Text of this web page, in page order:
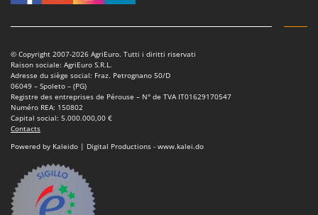
© Copyright 2007-2026 AgriEuro. Tutti i diritti riservati
Raison sociale: AgriEuro S.R.L.
Adresse du siège social: Fraz. Petrognano 50/D
06049 – Spoleto – (PG)
Registre des entreprises de Pérouse – N° de TVA IT01629170547
Numéro REA: 150802
Capital social: 5.000.000,00 €
Contacts
Powered by Kaleido | Digital Productions - www.kalei.do